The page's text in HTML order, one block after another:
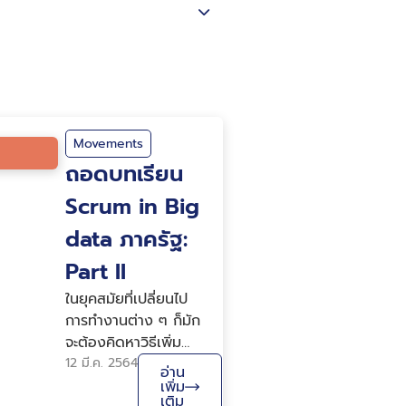
Movements
ถอดบทเรียน
Scrum in Big
data ภาครัฐ:
Part II
ในยุคสมัยที่เปลี่ยนไป
การทำงานต่าง ๆ ก็มัก
จะต้องคิดหาวิธีเพิ่ม
ศักยภาพการทำงาน
เพื่อสร้างความพึงพอใจ
12 มี.ค. 2564 อ่าน
เพิ่ม
เติม